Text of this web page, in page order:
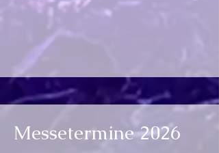
Messetermine 2026